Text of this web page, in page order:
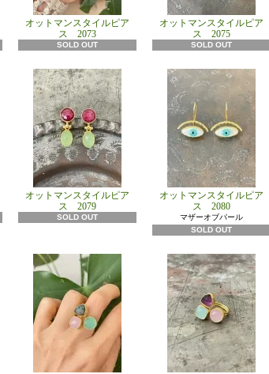
オットマンスタイルピア
ス 2073
SOLD OUT
オットマンスタイルピア
ス 2075
SOLD OUT
オットマンスタイルピア
ス 2079
SOLD OUT
オットマンスタイルピア
ス 2080
マザーオブパール
SOLD OUT